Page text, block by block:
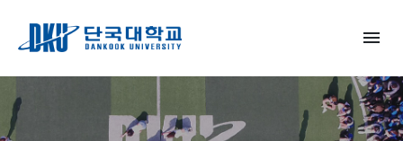
menu